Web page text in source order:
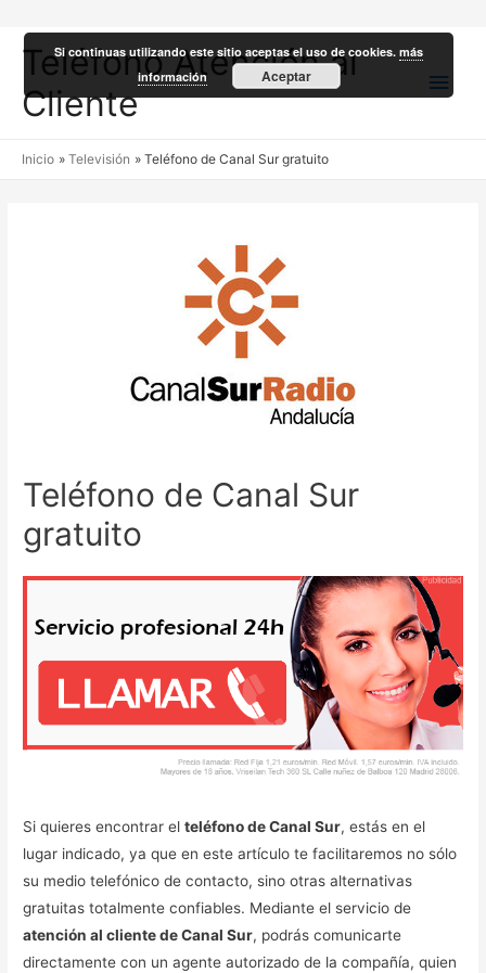
Teléfono Atención al
Cliente
Inicio Televisión Teléfono de Canal Sur gratuito
Teléfono de Canal Sur
gratuito
Si quieres encontrar elteléfono de Canal Sur, estás en el
lugar indicado, ya que en este artículo te facilitaremos no sólo
su medio telefónico de contacto, sino otras alternativas
gratuitas totalmente confiables. Mediante el servicio de
atención al cliente de Canal Sur, podrás comunicarte
directamente con un agente autorizado de la compañía, quien
Si continuas utilizando este sitio aceptas el uso de cookies.más
información
Aceptar